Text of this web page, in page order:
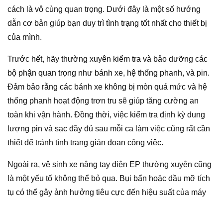
cách là vô cùng quan trọng. Dưới đây là một số hướng
dẫn cơ bản giúp bạn duy trì tình trạng tốt nhất cho thiết bị
của mình.
Trước hết, hãy thường xuyên kiểm tra và bảo dưỡng các
bộ phận quan trọng như bánh xe, hệ thống phanh, và pin.
Đảm bảo rằng các bánh xe không bị mòn quá mức và hệ
thống phanh hoạt động trơn tru sẽ giúp tăng cường an
toàn khi vận hành. Đồng thời, việc kiểm tra định kỳ dung
lượng pin và sạc đầy đủ sau mỗi ca làm việc cũng rất cần
thiết để tránh tình trạng gián đoạn công việc.
Ngoài ra, vệ sinh xe nâng tay điện EP thường xuyên cũng
là một yếu tố không thể bỏ qua. Bụi bẩn hoặc dầu mỡ tích
tụ có thể gây ảnh hưởng tiêu cực đến hiệu suất của máy